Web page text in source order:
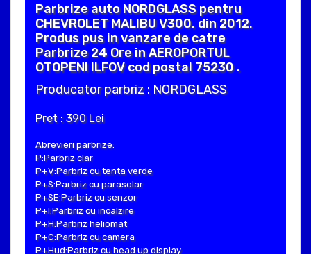
Parbrize auto NORDGLASS pentru
CHEVROLET MALIBU V300, din 2012.
Produs pus in vanzare de catre
Parbrize 24 Ore in AEROPORTUL
OTOPENI ILFOV cod postal 75230 .
Producator parbriz : NORDGLASS
Pret : 390 Lei
Abrevieri parbrize:
P:Parbriz clar
P+V:Parbriz cu tenta verde
P+S:Parbriz cu parasolar
P+SE:Parbriz cu senzor
P+I:Parbriz cu incalzire
P+H:Parbriz heliomat
P+C:Parbriz cu camera
P+Hud:Parbriz cu head up display